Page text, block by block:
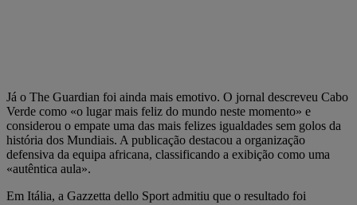
Já o The Guardian foi ainda mais emotivo. O jornal descreveu Cabo
Verde como «o lugar mais feliz do mundo neste momento» e
considerou o empate uma das mais felizes igualdades sem golos da
história dos Mundiais. A publicação destacou a organização
defensiva da equipa africana, classificando a exibição como uma
«autêntica aula».
Em Itália, a Gazzetta dello Sport admitiu que o resultado foi